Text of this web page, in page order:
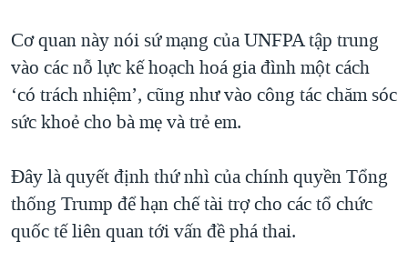
Cơ quan này nói sứ mạng của UNFPA tập trung
vào các nỗ lực kế hoạch hoá gia đình một cách
‘có trách nhiệm’, cũng như vào công tác chăm sóc
sức khoẻ cho bà mẹ và trẻ em.
Đây là quyết định thứ nhì của chính quyền Tổng
thống Trump để hạn chế tài trợ cho các tổ chức
quốc tế liên quan tới vấn đề phá thai.